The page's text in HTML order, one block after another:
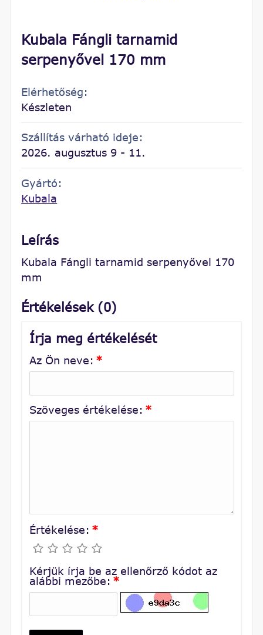
Kubala Fángli tarnamid
serpenyővel 170 mm
Elérhetőség:
Készleten
Szállítás várható ideje:
2026. augusztus 9 - 11.
Gyártó:
Kubala
Leírás
Kubala Fángli tarnamid serpenyővel 170
mm
Értékelések (0)
Írja meg értékelését
Az Ön neve: *
Szöveges értékelése: *
Értékelése: *
Kérjük írja be az ellenőrző kódot az
alábbi mezőbe: *